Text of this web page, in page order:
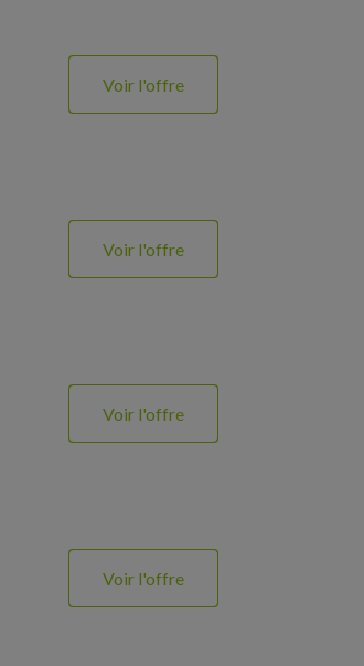
Voir l'offre
Voir l'offre
Voir l'offre
Voir l'offre